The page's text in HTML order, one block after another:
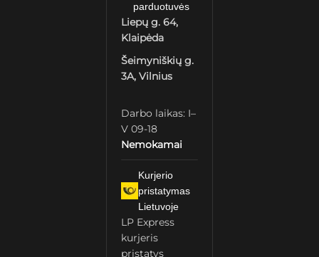
parduotuvės
Liepų g. 64,
Klaipėda
Šeimyniškių g.
3A, Vilnius
Darbo laikas: I–
V 09-18
Nemokamai
Kurjerio
pristatymas
Lietuvoje
LP Express
kurjeris
pristatys